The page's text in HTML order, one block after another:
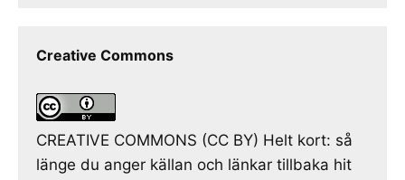
Creative Commons
CREATIVE COMMONS (CC BY) Helt kort: så
länge du anger källan och länkar tillbaka hit